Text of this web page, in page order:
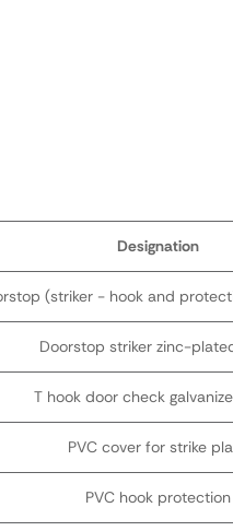
Designation
(striker - hook and
Doorstop striker zinc-
T hook door check
PVC cover for strike
PVC hook protection